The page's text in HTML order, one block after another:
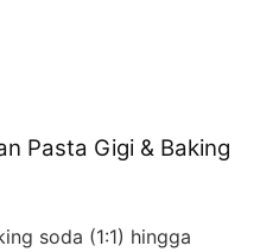
Pasta Gigi & Baking
soda (1:1) hingga